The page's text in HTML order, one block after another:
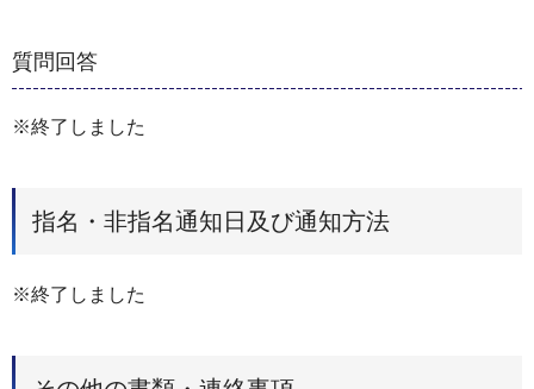
質問回答
※終了しました
指名・非指名通知日及び通知方法
※終了しました